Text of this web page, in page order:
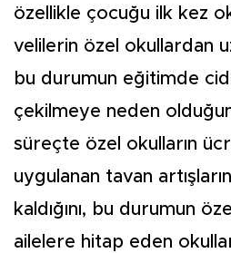
özellikle çocuğu ilk kez
velilerin özel okullardan
bu durumun eğitimde
çekilmeye neden
süreçte özel okulların
uygulanan tavan
kaldığını, bu durumun
ailelere hitap eden